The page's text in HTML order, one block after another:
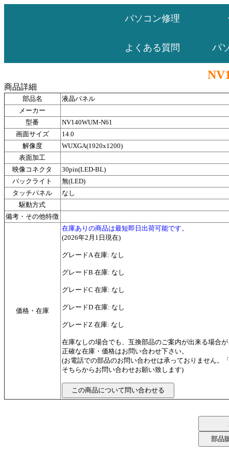
パソコン修理
よくある質問 パ
商品詳細
部品名
液晶パネル
メーカー
型番
NV140WUM-N61
画面サイズ
14.0
解像度
WUXGA(1920x1200)
表面加工
映像コネクタ
30pin(LED-BL)
バックライト
無(LED)
タッチパネル
なし
駆動方式
備考・その他特徴
価格・在庫
在庫ありの商品は最短即日出荷可能です。
(2026年2月1日現在)
グレードA 在庫: なし
グレードB 在庫: なし
グレードC 在庫: なし
グレードD 在庫: なし
グレードZ 在庫: なし
在庫なしの場合でも、互換部品のご案内が出来る場合
正確な在庫・価格はお問い合わせ下さい。
(お電話での部品のお問い合わせは承っておりません。
そちらからお問い合わせお願い致します)